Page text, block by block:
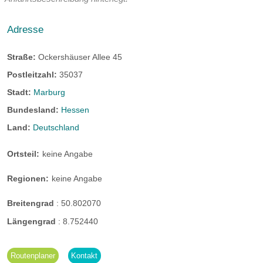
Adresse
Straße: Ockershäuser Allee 45
Postleitzahl: 35037
Stadt: Marburg
Bundesland: Hessen
Land: Deutschland
Ortsteil: keine Angabe
Regionen: keine Angabe
Breitengrad : 50.802070
Längengrad : 8.752440
Routenplaner Kontakt